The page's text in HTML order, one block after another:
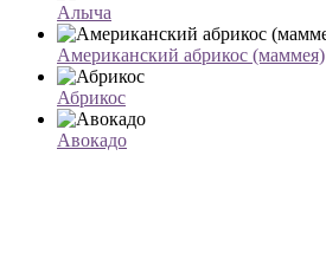
Алыча
Американский абрикос (маммея)
Абрикос
Авокадо